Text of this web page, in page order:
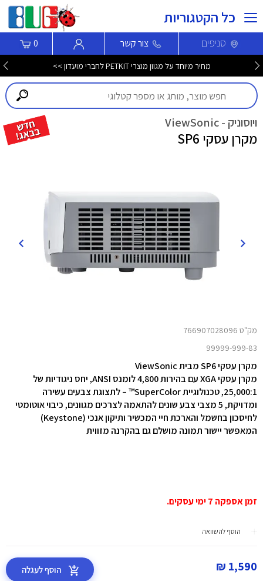
כל הקטגוריות
סניפים צור קשר 0
מחיר מיוחד על מגוון מוצרי PETKIT לחברי מועדון >>
ויוסוניק - ViewSonic
מקרן עסקי SP6
מק"ט 766907028096
99999-999-83
מקרן עסקי SP6 מבית ViewSonic
מקרן עסקי XGA עם בהירות 4,800 לומנס ANSI, יחס ניגודיות של
25,000:1, טכנולוגיית SuperColor™ – לתצוגת צבעים עשירה
ומדויקת, 5 מצבי צבע שונים להתאמה לצרכים מגוונים, כיבוי אוטומטי
לחיסכון בחשמל והארכת חיי המכשיר ותיקון אנכי (Keystone)
המאפשר יישור תמונה מושלם גם בהקרנה מזווית
זמן אספקה 7 ימי עסקים.
הוסף להשוואה
1,590 ₪ הוסף לעגלה